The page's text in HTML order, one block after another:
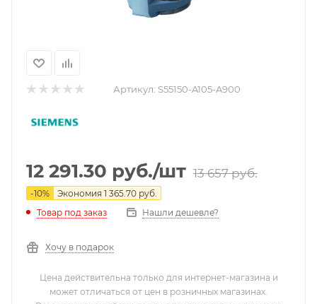
Артикул: S55150-A105-A900
12 291.30 руб./шт 13 657руб.
-10% Экономия 1 365.70 руб.
Товар под заказ
Нашли дешевле?
Хочу в подарок
Цена действительна только для интернет-магазина и
может отличаться от цен в розничных магазинах.